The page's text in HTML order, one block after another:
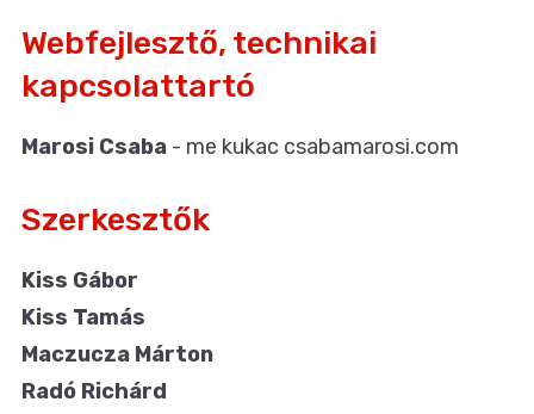
KULT
Webfejlesztő, technikai
kapcsolattartó
Marosi Csaba - me kukac csabamarosi.com
Szerkesztők
Kiss Gábor
Kiss Tamás
Maczucza Márton
Radó Richárd